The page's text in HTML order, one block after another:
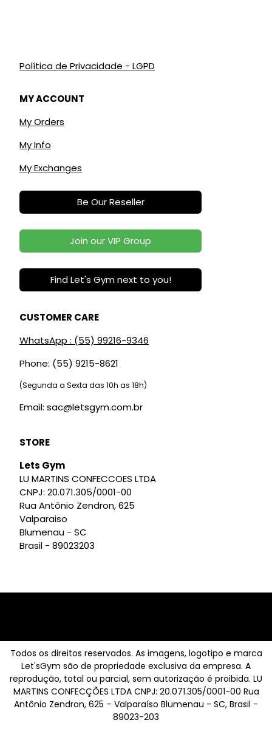
Política de Privacidade - LGPD
MY ACCOUNT
My Orders
My Info
My Exchanges
Be Our Reseller
Join our VIP Group
Find Let's Gym next to you!
CUSTOMER CARE
WhatsApp : (55) 99216-9346
Phone: (55) 9215-8621
(Segunda a Sexta das 10h as 18h)
Email: sac@letsgym.com.br
STORE
Lets Gym
LU MARTINS CONFECCOES LTDA
CNPJ: 20.071.305/0001-00
Rua Antônio Zendron, 625
Valparaiso
Blumenau - SC
Brasil - 89023203
Todos os direitos reservados. As imagens, logotipo e marca
Let'sGym são de propriedade exclusiva da empresa. A
reprodução, total ou parcial, sem autorização é proibida. LU
MARTINS CONFECÇÕES LTDA CNPJ: 20.071.305/0001-00 Rua
Antônio Zendron, 625 – Valparaíso Blumenau - SC, Brasil -
89023-203